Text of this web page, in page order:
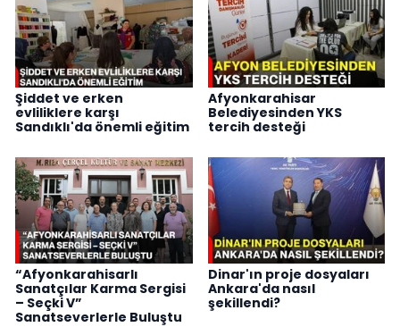
Şiddet ve erken
evliliklere karşı
Sandıklı'da önemli eğitim
Afyonkarahisar
Belediyesinden YKS
tercih desteği
“Afyonkarahisarlı
Sanatçılar Karma Sergisi
– Seçki V”
Sanatseverlerle Buluştu
Dinar'ın proje dosyaları
Ankara'da nasıl
şekillendi?